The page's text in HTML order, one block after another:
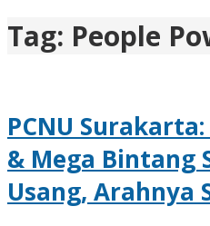
Tag: People
PCNU
& Mega Bintang
Usang, Arahnya